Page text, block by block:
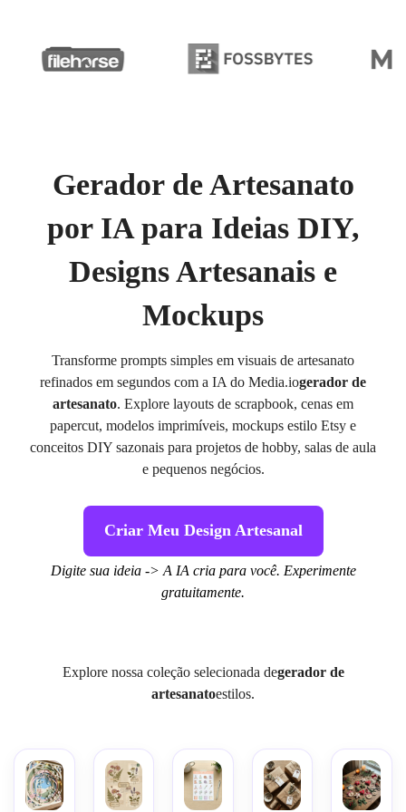
Gerador de Artesanato
por IA para Ideias DIY,
Designs Artesanais e
Mockups
Transforme prompts simples em visuais de artesanato
refinados em segundos com a IA do Media.iogerador de
artesanato. Explore layouts de scrapbook, cenas em
papercut, modelos imprimíveis, mockups estilo Etsy e
conceitos DIY sazonais para projetos de hobby, salas de aula
e pequenos negócios.
Criar Meu Design Artesanal
Digite sua ideia -> A IA cria para você. Experimente
gratuitamente.
Explore nossa coleção selecionada degerador de
artesanatoestilos.